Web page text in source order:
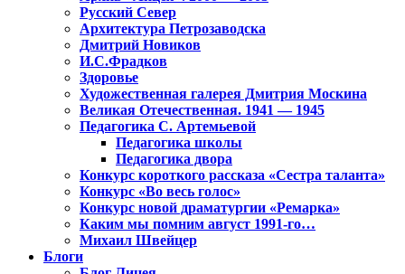
Русский Север
Архитектура Петрозаводска
Дмитрий Новиков
И.С.Фрадков
Здоровье
Художественная галерея Дмитрия Москина
Великая Отечественная. 1941 — 1945
Педагогика С. Артемьевой
Педагогика школы
Педагогика двора
Конкурс короткого рассказа «Сестра таланта»
Конкурс «Во весь голос»
Конкурс новой драматургии «Ремарка»
Каким мы помним август 1991-го…
Михаил Швейцер
Блоги